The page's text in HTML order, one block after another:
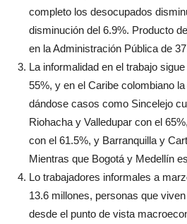
completo los desocupados
disminución del 6.9%. Producto
en la Administración Pública de
La informalidad en el trabajo
55%, y en el Caribe colombiano
dándose casos como Sincelejo
Riohacha y Valledupar con el
con el 61.5%, y Barranquilla y
Mientras que Bogotá y Medellín
Lo trabajadores informales a
13.6 millones, personas que
desde el punto de vista